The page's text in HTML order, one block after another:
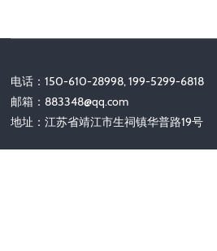
电话：150-610-28998, 199-5299-6818
邮箱： 883348@qq.com
地址：江苏省靖江市生祠镇华普路19号